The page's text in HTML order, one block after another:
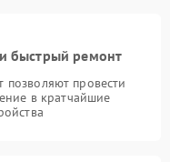
быстрый ремонт
провести
в кратчайшие